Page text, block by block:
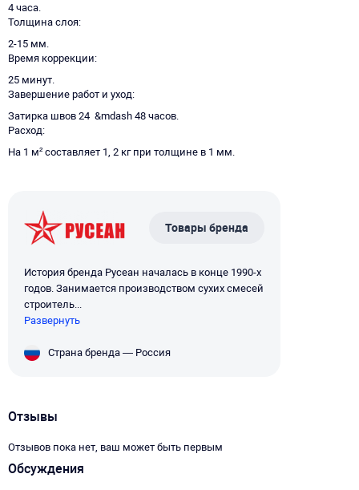
4 часа.
Толщина слоя
2-15 мм.
Время коррекции
25 минут.
Завершение работ и уход
Затирка швов 24 &mdash 48 часов.
Расход
На 1 м² составляет 1, 2 кг при толщине в 1 мм.
Товары бренда
История бренда Русеан началась в конце 1990-х
годов. Занимается производством сухих смесей
строитель...
Развернуть
Страна бренда — Россия
Отзывы
Отзывов пока нет, ваш может быть первым
Обсуждения